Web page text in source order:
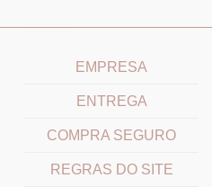
EMPRESA
ENTREGA
COMPRA SEGURO
REGRAS DO SITE